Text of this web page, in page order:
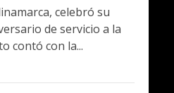
celebró su
de servicio a la
contó con la...